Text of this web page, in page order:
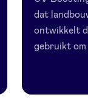
dat
ontwikkelt
gebruikt om